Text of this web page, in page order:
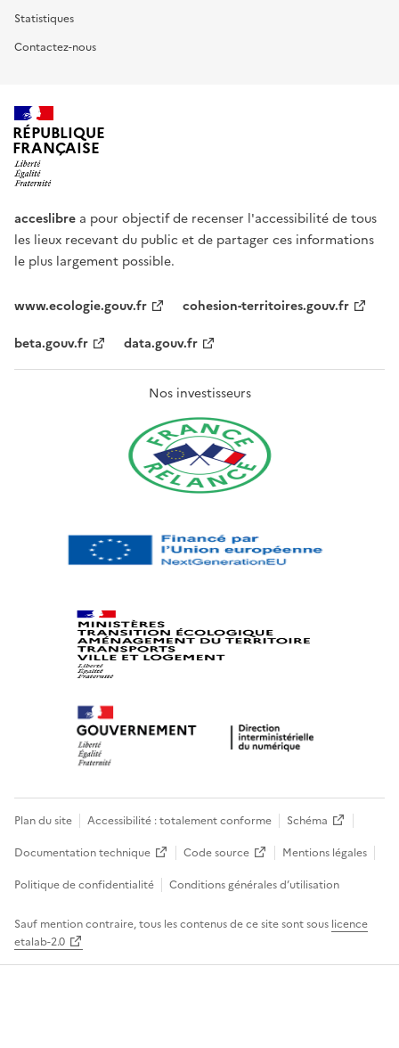
Statistiques
Contactez-nous
RÉPUBLIQUE
FRANÇAISE
acceslibre a pour objectif de recenser l'accessibilité de tous
les lieux recevant du public et de partager ces informations
le plus largement possible.
www.ecologie.gouv.fr
cohesion-territoires.gouv.fr
beta.gouv.fr
data.gouv.fr
Nos investisseurs
Plan du site Accessibilité : totalement conforme
Schéma
Documentation technique
Code source
Mentions légales
Politique de confidentialité
Conditions générales d’utilisation
Sauf mention contraire, tous les contenus de ce site sont sous licence
etalab-2.0